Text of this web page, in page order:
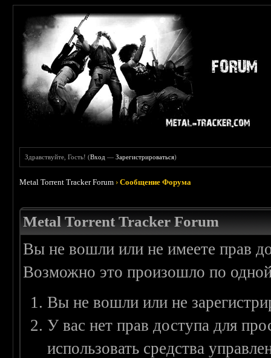
Здравствуйте, Гость! (Вход —Зарегистрироваться)
Metal Torrent Tracker Forum ›Сообщение Форума
Metal Torrent Tracker Forum
Вы не вошли или не имеете прав
Возможно это произошло по
Вы не вошли или не
У вас нет прав доступа для
использовать средства